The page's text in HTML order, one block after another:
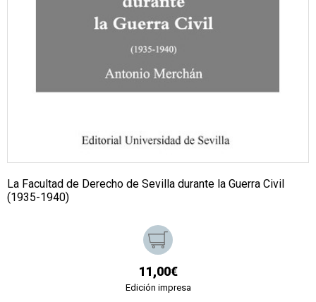
La Facultad de Derecho de Sevilla durante la Guerra Civil
(1935-1940)
11,00€
Edición impresa